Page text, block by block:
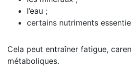
l’eau ;
certains nutriments
Cela peut entraîner fatigue,
métaboliques.